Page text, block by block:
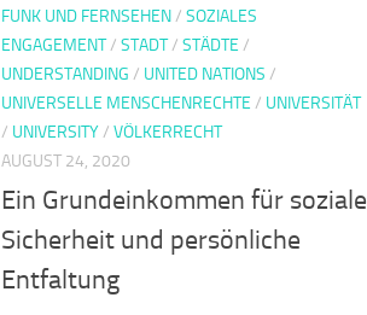
FUNK UND FERNSEHEN/ SOZIALES
ENGAGEMENT/ STADT/ STÄDTE /
UNDERSTANDING / UNITED NATIONS /
UNIVERSELLE MENSCHENRECHTE / UNIVERSITÄT
/ UNIVERSITY/ VÖLKERRECHT
AUGUST 24, 2020
Ein Grundeinkommen für soziale
Sicherheit und persönliche
Entfaltung